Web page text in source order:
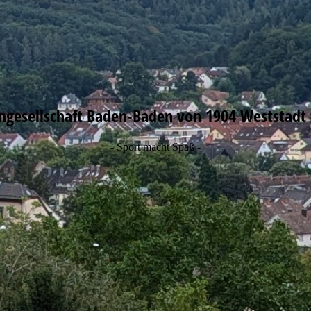
Baden-Baden von 1904 Weststadt
- Sport macht Spaß -